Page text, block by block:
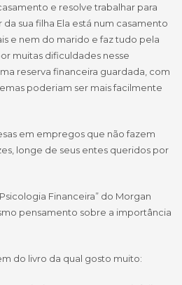
e resolve trabalhar para
sua filha Ela está num casamento
e nem do marido e faz tudo pela
muitas dificuldades nesse
reserva financeira guardada, com
poderiam ser mais facilmente
em empregos que não fazem
longe de seus entes queridos por
Financeira” do Morgan
pensamento sobre a importância
do livro da qual gosto muito: